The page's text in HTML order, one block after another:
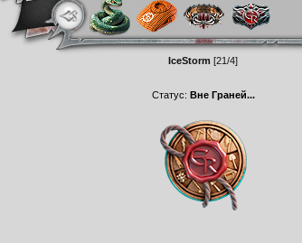
Статус: Вне Граней...
IceStorm [21/4]